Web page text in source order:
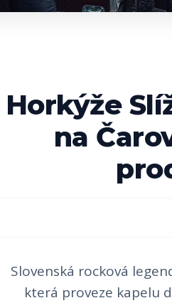
Horkýže
na
Slovenská rocková
která proveze kapelu